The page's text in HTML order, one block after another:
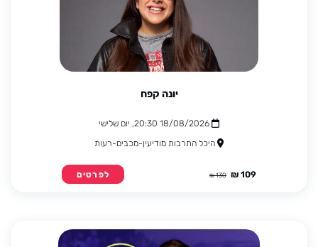
יונה קפח
18/08/2026 20:30, יום שלישי
היכל התרבות מודיעין-מכבים-רעות
109 ₪
130 ₪ לפרטים